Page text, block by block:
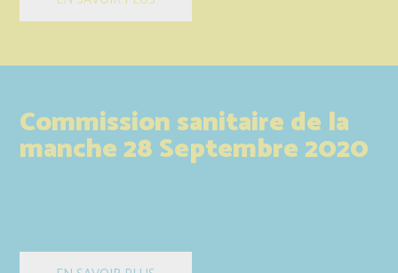
Commission sanitaire de la
manche 28 Septembre 2020